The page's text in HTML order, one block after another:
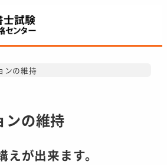
ンの維持
ンの維持
が出来ます。